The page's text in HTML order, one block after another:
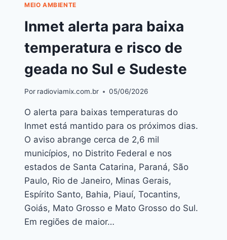
MEIO AMBIENTE
Inmet alerta para baixa
temperatura e risco de
geada no Sul e Sudeste
Por radioviamix.com.br 05/06/2026
O alerta para baixas temperaturas do
Inmet está mantido para os próximos dias.
O aviso abrange cerca de 2,6 mil
municípios, no Distrito Federal e nos
estados de Santa Catarina, Paraná, São
Paulo, Rio de Janeiro, Minas Gerais,
Espírito Santo, Bahia, Piauí, Tocantins,
Goiás, Mato Grosso e Mato Grosso do Sul.
Em regiões de maior…